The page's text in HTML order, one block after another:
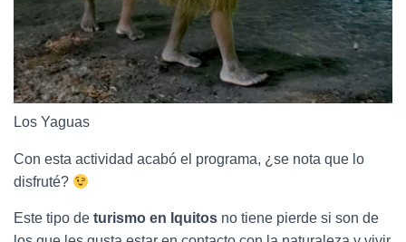
Los Yaguas
Con esta actividad acabó el programa, ¿se nota que lo
disfruté?
Este tipo de turismo en Iquitos no tiene pierde si son de